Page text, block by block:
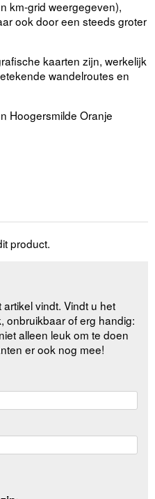
km-grid weergegeven),
ook door een steeds groter
kaarten zijn, werkelijk
wandelroutes en
Hoogersmilde Oranje
product.
vindt. Vindt u het
onbruikbaar of erg handig:
alleen leuk om te doen
er ook nog mee!